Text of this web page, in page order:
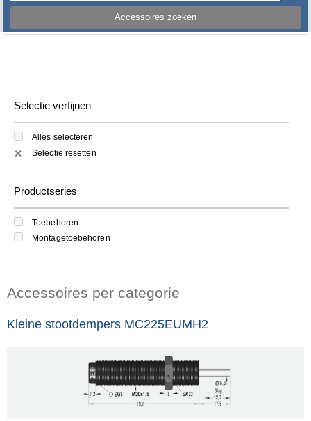
Accessoires zoeken
Selectie verfijnen
Alles selecteren
✕ Selectie resetten
Productseries
Toebehoren
Montagetoebehoren
Accessoires per categorie
Kleine stootdempers MC225EUMH2